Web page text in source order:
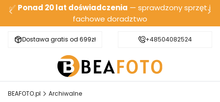
✅ Ponad 20 lat doświadczenia — sprawdzony sprzęt i
fachowe doradztwo
Dostawa gratis od 699zł Bezpieczna wysyłka
+48504082524
BEAFOTO.pl Archiwalne